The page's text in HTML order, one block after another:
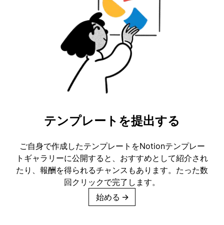
テンプレートを提出する
ご自身で作成したテンプレートをNotionテンプレー
トギャラリーに公開すると、おすすめとして紹介され
たり、報酬を得られるチャンスもあります。たった数
回クリックで完了します。
始める →